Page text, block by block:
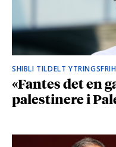
SHIBLI TILDELT
«Fantes det en
palestinere i